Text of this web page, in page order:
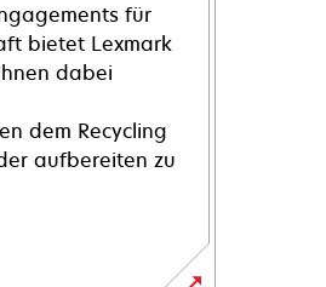
für
bietet Lexmark
dabei
dem Recycling
aufbereiten zu